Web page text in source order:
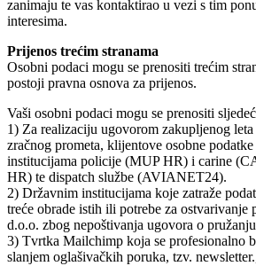
zanimaju te vas kontaktirao u vezi s tim
interesima.
Prijenos trećim stranama
Osobni podaci mogu se prenositi trećim
postoji pravna osnova za prijenos.
Vaši osobni podaci mogu se prenositi
1) Za realizaciju ugovorom zakupljenog
zračnog prometa, klijentove osobne
institucijama policije (MUP HR) i carine
HR) te dispatch službe (AVIANET24).
2) Državnim institucijama koje zatraže
treće obrade istih ili potrebe za ostvarivanje
d.o.o. zbog nepoštivanja ugovora o
3) Tvrtka Mailchimp koja se profesionalno
slanjem oglašivačkih poruka, tzv.